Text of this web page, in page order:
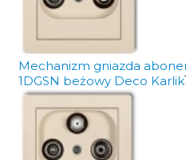
Mechanizm gniazda
1DGSN beżowy Deco Karlik